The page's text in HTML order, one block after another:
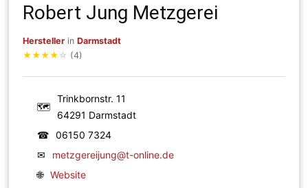
Robert Jung Metzgerei
Hersteller inDarmstadt
★★★★ ☆ (4)
🗺
Trinkbornstr. 11
64291 Darmstadt
☎
06150 7324
✉
metzgereijung@t-online.de
🌐 Website